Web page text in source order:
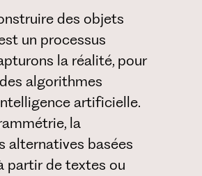
des objets
un processus
la réalité, pour
algorithmes
artificielle.
la
alternatives basées
partir de textes ou